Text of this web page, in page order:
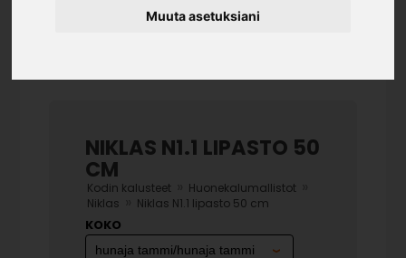
Muuta asetuksiani
NIKLAS N1.1 LIPASTO 50
CM
Kodin kalusteet Huonekalumallistot
Niklas Niklas N1.1 lipasto 50 cm
KOKO